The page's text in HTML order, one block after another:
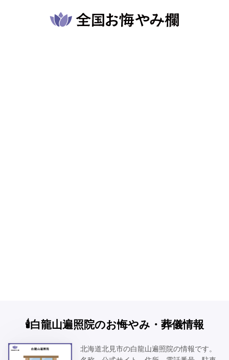
🕯️白龍山遍照院のお悔やみ・葬儀情報
北海道北見市の白龍山遍照院の情報です。